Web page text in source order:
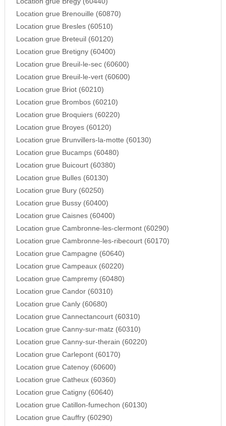
Location grue Brenouille (60870)
Location grue Bresles (60510)
Location grue Breteuil (60120)
Location grue Bretigny (60400)
Location grue Breuil-le-sec (60600)
Location grue Breuil-le-vert (60600)
Location grue Briot (60210)
Location grue Brombos (60210)
Location grue Broquiers (60220)
Location grue Broyes (60120)
Location grue Brunvillers-la-motte (60130)
Location grue Bucamps (60480)
Location grue Buicourt (60380)
Location grue Bulles (60130)
Location grue Bury (60250)
Location grue Bussy (60400)
Location grue Caisnes (60400)
Location grue Cambronne-les-clermont (60290)
Location grue Cambronne-les-ribecourt (60170)
Location grue Campagne (60640)
Location grue Campeaux (60220)
Location grue Campremy (60480)
Location grue Candor (60310)
Location grue Canly (60680)
Location grue Cannectancourt (60310)
Location grue Canny-sur-matz (60310)
Location grue Canny-sur-therain (60220)
Location grue Carlepont (60170)
Location grue Catenoy (60600)
Location grue Catheux (60360)
Location grue Catigny (60640)
Location grue Catillon-fumechon (60130)
Location grue Cauffry (60290)